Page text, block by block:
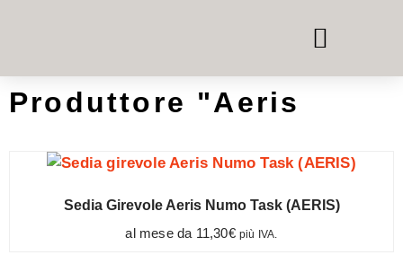
Produttore "Aeris
Sedia Girevole Aeris Numo Task (AERIS)
al mese da 11,30€ più IVA.